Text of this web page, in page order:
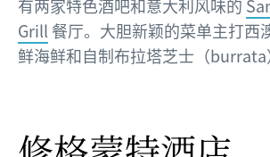
有两家特色酒吧和意大利风味的
Grill 餐厅。大胆新颖的菜单主打西
鲜海鲜和自制布拉塔芝士（burrata